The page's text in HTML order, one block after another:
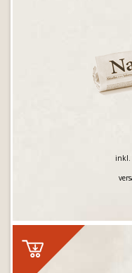
inkl.